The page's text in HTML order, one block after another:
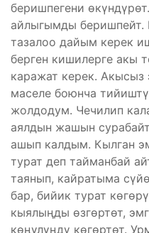
беришпегени
айлыгымды беришпейт.
тазалоо дайым керек
берген кишилерге акы
каражат керек. Акысыз
маселе боюнча
жолдодум. Чечилип
аялдын жашын
ашып калдым. Кылган
турат деп тайманбай
таянып, кайратыма
бар, бийик турат
кыялыңды өзгөртөт,
көңүлүңдү көгөртөт.